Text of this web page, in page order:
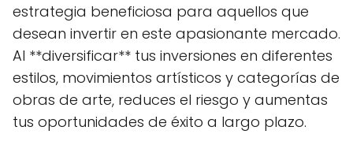
estrategia beneficiosa para aquellos que
desean invertir en este apasionante mercado.
Al **diversificar** tus inversiones en diferentes
estilos, movimientos artísticos y categorías de
obras de arte, reduces el riesgo y aumentas
tus oportunidades de éxito a largo plazo.